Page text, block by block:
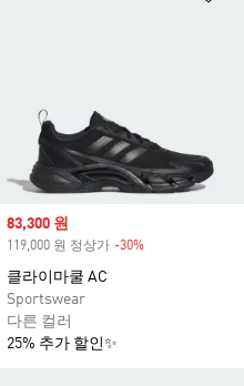
Sale price
83,300 원
119,000 원 정상가 -30%
클라이마쿨 AC
Sportswear
다른 컬러
25% 추가 할인✨